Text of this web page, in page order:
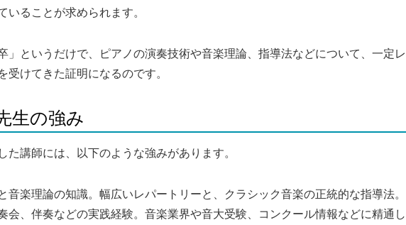
いることが求められます。
」というだけで、ピアノの演奏技術や音楽理論、指導法などについて、一定レ
受けてきた証明になるのです。
生の強み
た講師には、以下のような強みがあります。
音楽理論の知識。幅広いレパートリーと、クラシック音楽の正統的な指導法。
会、伴奏などの実践経験。音楽業界や音大受験、コンクール情報などに精通し